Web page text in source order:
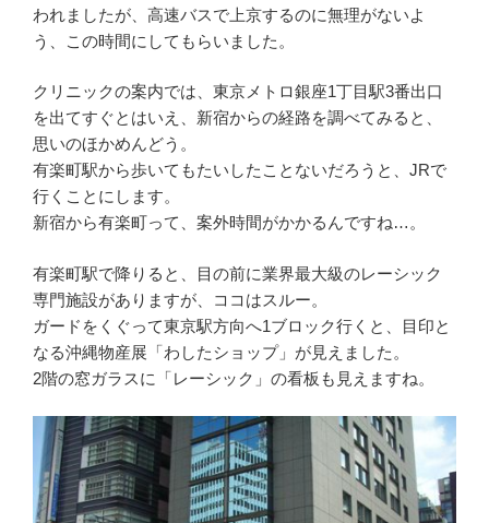
われましたが、高速バスで上京するのに無理がないよ
う、この時間にしてもらいました。
クリニックの案内では、東京メトロ銀座1丁目駅3番出口
を出てすぐとはいえ、新宿からの経路を調べてみると、
思いのほかめんどう。
有楽町駅から歩いてもたいしたことないだろうと、JRで
行くことにします。
新宿から有楽町って、案外時間がかかるんですね…。
有楽町駅で降りると、目の前に業界最大級のレーシック
専門施設がありますが、ココはスルー。
ガードをくぐって東京駅方向へ1ブロック行くと、目印と
なる沖縄物産展「わしたショップ」が見えました。
2階の窓ガラスに「レーシック」の看板も見えますね。